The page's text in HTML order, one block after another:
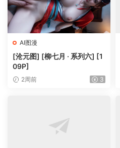
AI图漫
[沧元图] [柳七月 · 系列六] [1
09P]
2周前 3